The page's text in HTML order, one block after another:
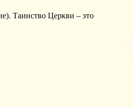
Таинство Церкви – это